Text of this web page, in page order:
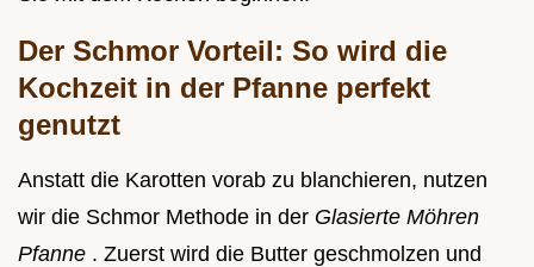
Der Schmor Vorteil: So wird die
Kochzeit in der Pfanne perfekt
genutzt
Anstatt die Karotten vorab zu blanchieren, nutzen
wir die Schmor Methode in der Glasierte Möhren
Pfanne . Zuerst wird die Butter geschmolzen und